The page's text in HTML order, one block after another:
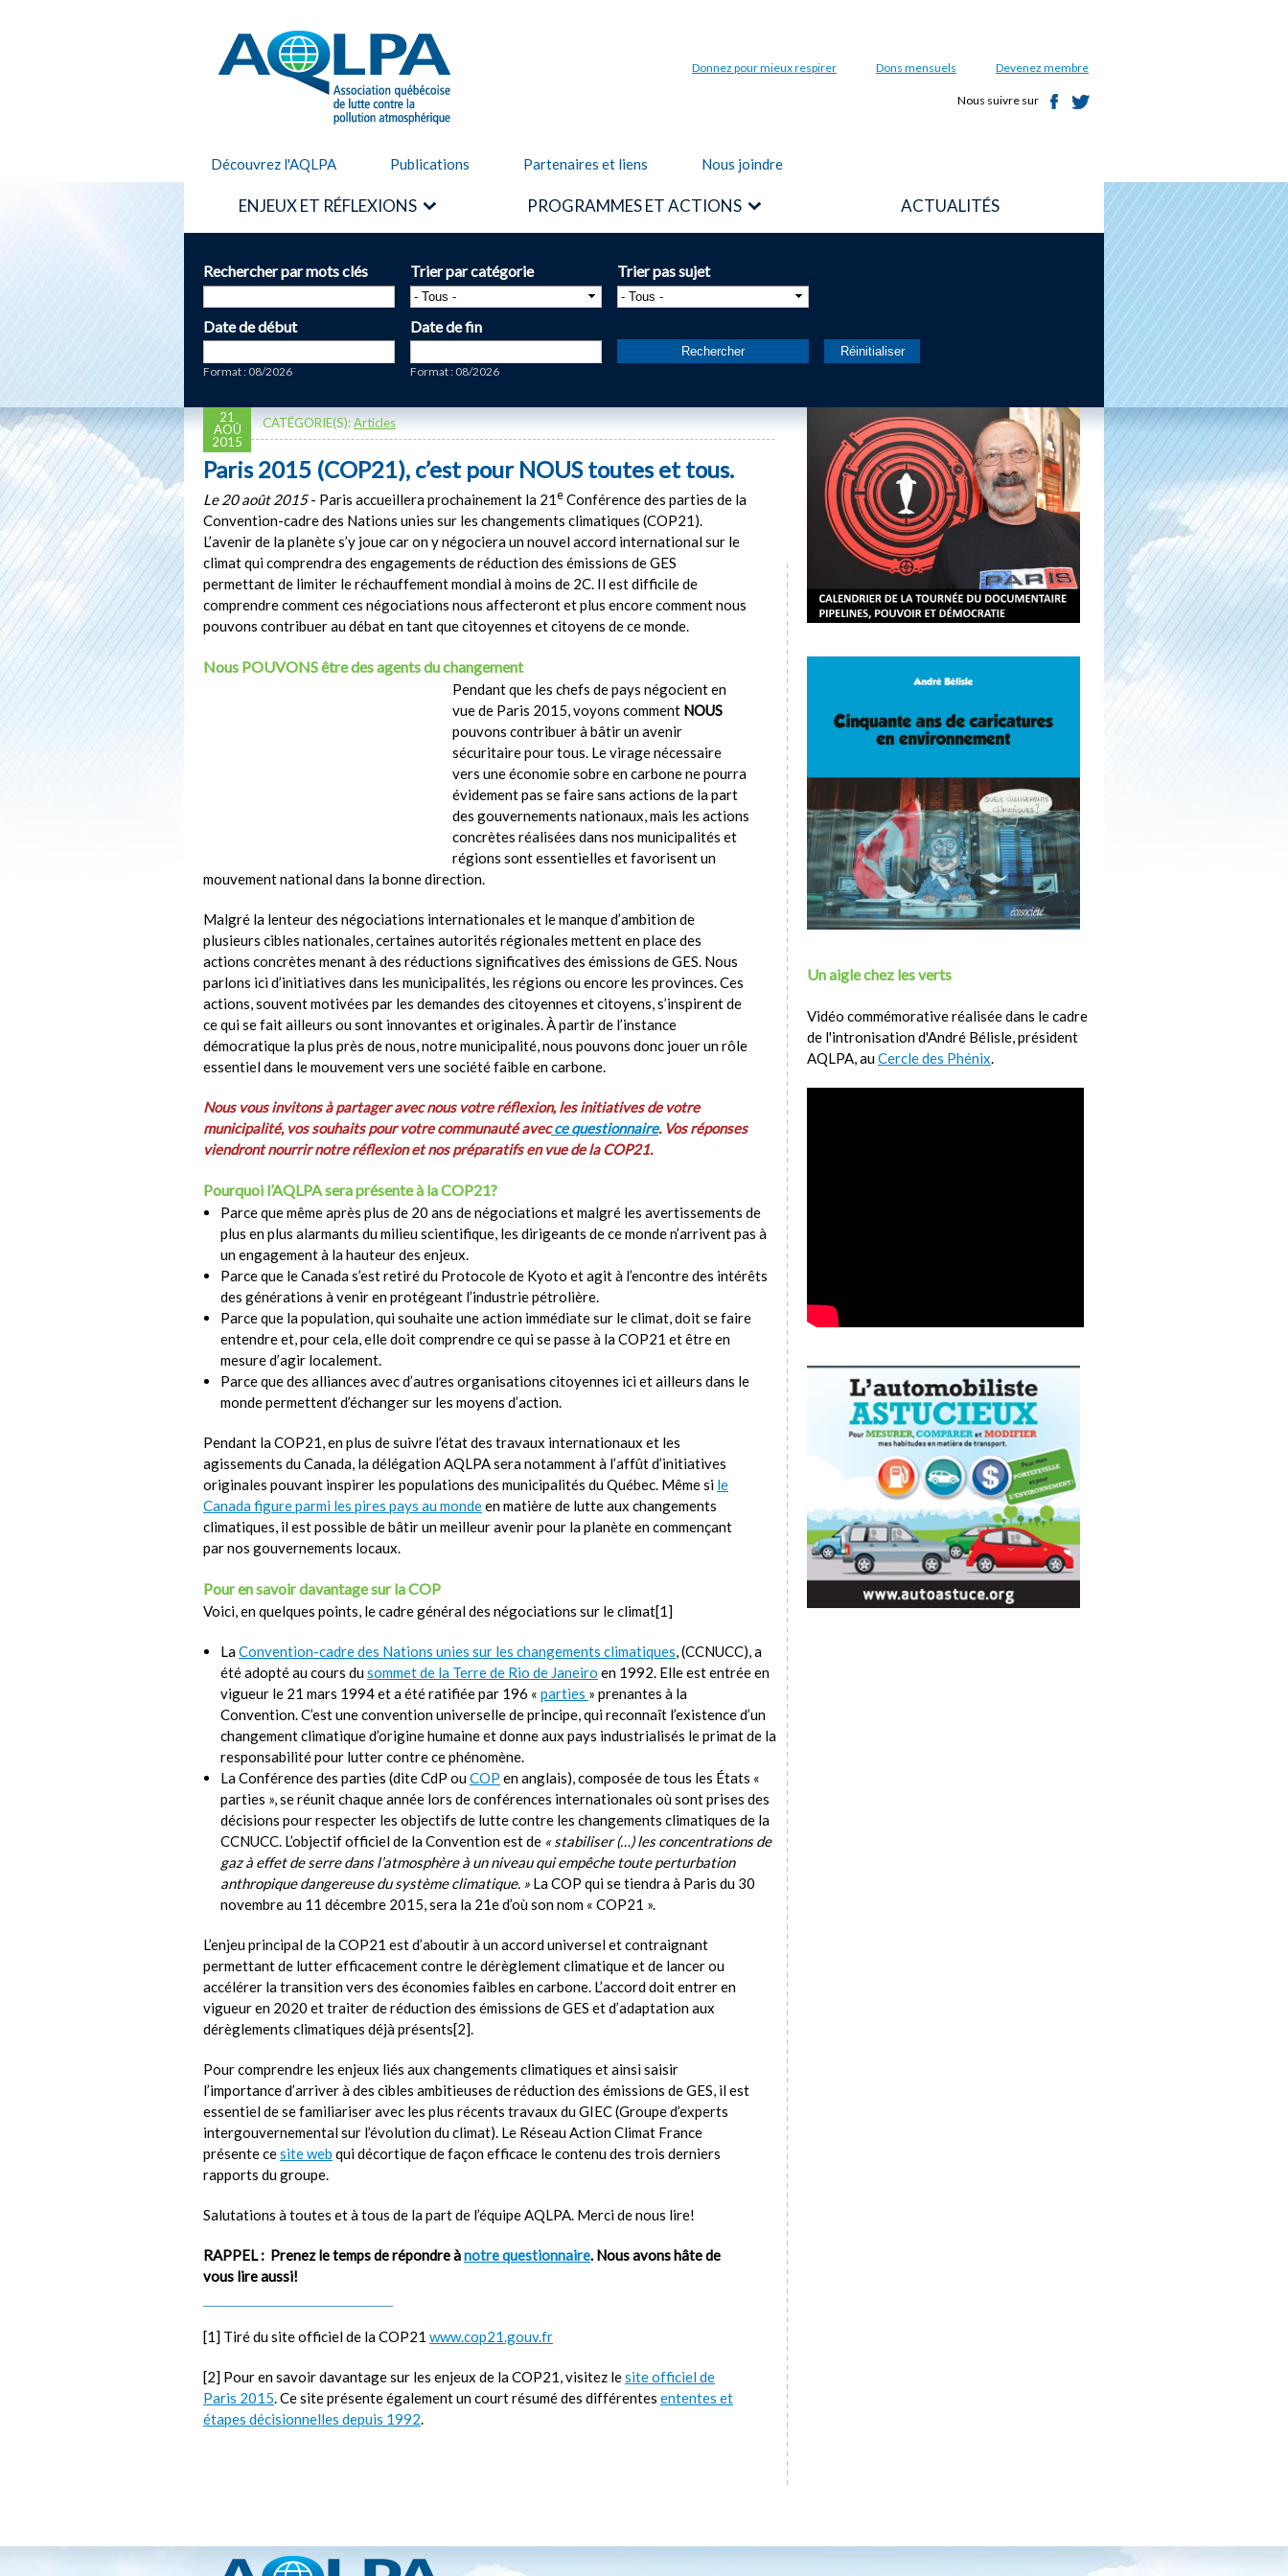
AQLPA Donnez pour mieux respirer Dons mensuels Devenez membre
Nous suivre sur
Découvrez l'AQLPA Publications Partenaires et liens Nous joindre
ENJEUX ET RÉFLEXIONS PROGRAMMES ET ACTIONS ACTUALITÉS
Rechercher par mots clés Trier par catégorie Trier pas sujet
Date de début
Format : 08/2026
Date de fin
Format : 08/2026
21
AOÛ
2015
CATÉGORIE(S):Articles
Paris 2015 (COP21), c’est pour NOUS toutes et tous.
Le 20 août 2015- Paris accueillera prochainement la 21e Conférence des parties de la
Convention-cadre des Nations unies sur les changements climatiques (COP21).
L’avenir de la planète s’y joue car on y négociera un nouvel accord international sur le
climat qui comprendra des engagements de réduction des émissions de GES
permettant de limiter le réchauffement mondial à moins de 2C. Il est difficile de
comprendre comment ces négociations nous affecteront et plus encore comment nous
pouvons contribuer au débat en tant que citoyennes et citoyens de ce monde.
Nous POUVONS être des agents du changement
Pendant que les chefs de pays négocient en
vue de Paris 2015, voyons comment NOUS
pouvons contribuer à bâtir un avenir
sécuritaire pour tous. Le virage nécessaire
vers une économie sobre en carbone ne pourra
évidement pas se faire sans actions de la part
des gouvernements nationaux, mais les actions
concrètes réalisées dans nos municipalités et
régions sont essentielles et favorisent un
mouvement national dans la bonne direction.
Malgré la lenteur des négociations internationales et le manque d’ambition de
plusieurs cibles nationales, certaines autorités régionales mettent en place des
actions concrètes menant à des réductions significatives des émissions de GES. Nous
parlons ici d’initiatives dans les municipalités, les régions ou encore les provinces. Ces
actions, souvent motivées par les demandes des citoyennes et citoyens, s’inspirent de
ce qui se fait ailleurs ou sont innovantes et originales. À partir de l’instance
démocratique la plus près de nous, notre municipalité, nous pouvons donc jouer un rôle
essentiel dans le mouvement vers une société faible en carbone.
Nous vous invitons à partager avec nous votre réflexion, les initiatives de votre
municipalité, vos souhaits pour votre communauté avecce questionnaire. Vos réponses
viendront nourrir notre réflexion et nos préparatifs en vue de la COP21.
Pourquoi l’AQLPA sera présente à la COP21?
Parce que même après plus de 20 ans de négociations et malgré les avertissements de
plus en plus alarmants du milieu scientifique, les dirigeants de ce monde n’arrivent pas à
un engagement à la hauteur des enjeux.
Parce que le Canada s’est retiré du Protocole de Kyoto et agit à l’encontre des intérêts
des générations à venir en protégeant l’industrie pétrolière.
Parce que la population, qui souhaite une action immédiate sur le climat, doit se faire
entendre et, pour cela, elle doit comprendre ce qui se passe à la COP21 et être en
mesure d’agir localement.
Parce que des alliances avec d’autres organisations citoyennes ici et ailleurs dans le
monde permettent d’échanger sur les moyens d’action.
Pendant la COP21, en plus de suivre l’état des travaux internationaux et les
agissements du Canada, la délégation AQLPA sera notamment à l’affût d’initiatives
originales pouvant inspirer les populations des municipalités du Québec. Même si le
Canada figure parmi les pires pays au mondeen matière de lutte aux changements
climatiques, il est possible de bâtir un meilleur avenir pour la planète en commençant
par nos gouvernements locaux.
Pour en savoir davantage sur la COP
Voici, en quelques points, le cadre général des négociations sur le climat[1]
LaConvention-cadre des Nations unies sur les changements climatiques, (CCNUCC), a
été adopté au cours dusommet de la Terre de Rio de Janeiro en 1992. Elle est entrée en
vigueur le 21 mars 1994 et a été ratifiée par 196 « parties » prenantes à la
Convention. C’est une convention universelle de principe, qui reconnaît l’existence d’un
changement climatique d’origine humaine et donne aux pays industrialisés le primat de la
responsabilité pour lutter contre ce phénomène.
La Conférence des parties (dite CdP ouCOP en anglais), composée de tous les États «
parties », se réunit chaque année lors de conférences internationales où sont prises des
décisions pour respecter les objectifs de lutte contre les changements climatiques de la
CCNUCC. L’objectif officiel de la Convention est de « stabiliser (…) les concentrations de
gaz à effet de serre dans l’atmosphère à un niveau qui empêche toute perturbation
anthropique dangereuse du système climatique. » La COP qui se tiendra à Paris du 30
novembre au 11 décembre 2015, sera la 21e d’où son nom « COP21 ».
L’enjeu principal de la COP21 est d’aboutir à un accord universel et contraignant
permettant de lutter efficacement contre le dérèglement climatique et de lancer ou
accélérer la transition vers des économies faibles en carbone. L’accord doit entrer en
vigueur en 2020 et traiter de réduction des émissions de GES et d’adaptation aux
dérèglements climatiques déjà présents[2].
Pour comprendre les enjeux liés aux changements climatiques et ainsi saisir
l’importance d’arriver à des cibles ambitieuses de réduction des émissions de GES, il est
essentiel de se familiariser avec les plus récents travaux du GIEC (Groupe d’experts
intergouvernemental sur l’évolution du climat). Le Réseau Action Climat France
présente cesite web qui décortique de façon efficace le contenu des trois derniers
rapports du groupe.
Salutations à toutes et à tous de la part de l’équipe AQLPA. Merci de nous lire!
RAPPEL : Prenez le temps de répondre ànotre questionnaire. Nous avons hâte de
vous lire aussi!
[1] Tiré du site officiel de la COP21 www.cop21.gouv.fr
[2] Pour en savoir davantage sur les enjeux de la COP21, visitez lesite officiel de
Paris 2015. Ce site présente également un court résumé des différentes ententes et
étapes décisionnelles depuis 1992.
Un aigle chez les verts
Vidéo commémorative réalisée dans le cadre
de l'intronisation d'André Bélisle, président
AQLPA, auCercle des Phénix.